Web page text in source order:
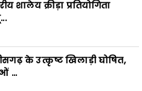
के उत्कृष्ट खिलाड़ी घोषित,
...